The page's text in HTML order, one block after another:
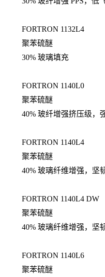
FORTRON 1132L4
聚苯硫醚
30% 玻璃填充
FORTRON 1140L0
聚苯硫醚
40% 玻纤增强挤压级，
FORTRON 1140L4
聚苯硫醚
40% 玻璃纤维增强，坚
FORTRON 1140L4 DW
聚苯硫醚
40% 玻璃纤维增强，坚
FORTRON 1140L6
聚苯硫醚